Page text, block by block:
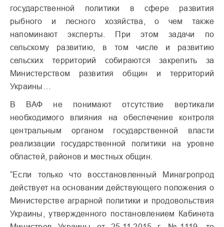
государственной политики в сфере развития
рыбного и лесного хозяйства, о чем также
напоминают эксперты. При этом задачи по
сельскому развитию, в том числе и развитию
сельских территорий собираются закрепить за
Министерством развития общин и территорий
Украины…
В ВАФ не понимают отсутствие вертикали
необходимого влияния на обеспечение контроля
центральным органом государственной власти
реализации государственной политики на уровне
областей, районов и местных общин.
“Если только что восстановленный Минагропрод
действует на основании действующего положения о
Министерстве аграрной политики и продовольствия
Украины, утвержденного постановлением Кабинета